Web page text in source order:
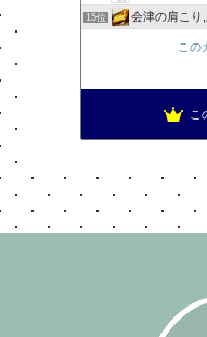
15位 会津の肩こり,
この
こ